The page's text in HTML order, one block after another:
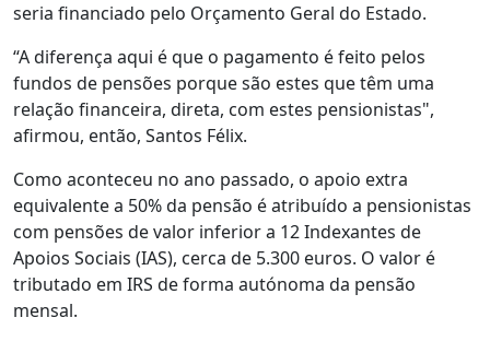
seria financiado pelo Orçamento Geral do Estado.
“A diferença aqui é que o pagamento é feito pelos
fundos de pensões porque são estes que têm uma
relação financeira, direta, com estes pensionistas",
afirmou, então, Santos Félix.
Como aconteceu no ano passado, o apoio extra
equivalente a 50% da pensão é atribuído a pensionistas
com pensões de valor inferior a 12 Indexantes de
Apoios Sociais (IAS), cerca de 5.300 euros. O valor é
tributado em IRS de forma autónoma da pensão
mensal.